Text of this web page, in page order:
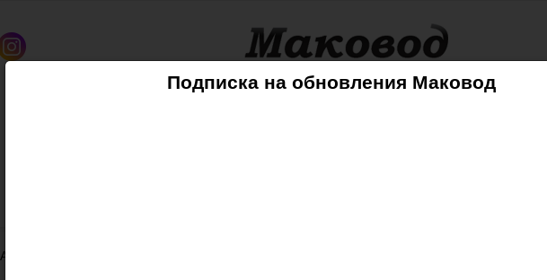
Подписка на обновления Маковод
Советы Mac iPhone iPad iPod AppleTV
Apple добавляет Apple News+ в свою партнерскую программу